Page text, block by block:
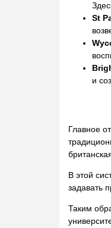
St
и
Главное
В этой
задавать
Таким